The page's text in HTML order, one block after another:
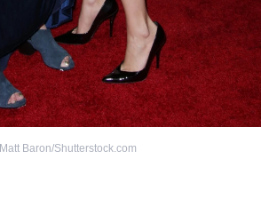
Matt Baron/Shutterstock.com